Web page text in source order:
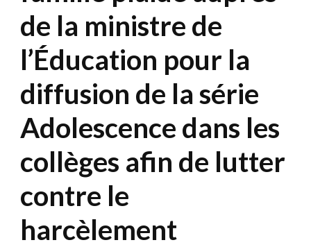
de la ministre de
l’Éducation pour la
diffusion de la série
Adolescence dans les
collèges afin de lutter
contre le
harcèlement